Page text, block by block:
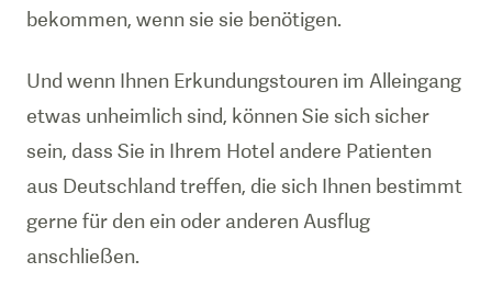
bekommen, wenn sie sie benötigen.
Und wenn Ihnen Erkundungstouren im Alleingang
etwas unheimlich sind, können Sie sich sicher
sein, dass Sie in Ihrem Hotel andere Patienten
aus Deutschland treffen, die sich Ihnen bestimmt
gerne für den ein oder anderen Ausflug
anschließen.